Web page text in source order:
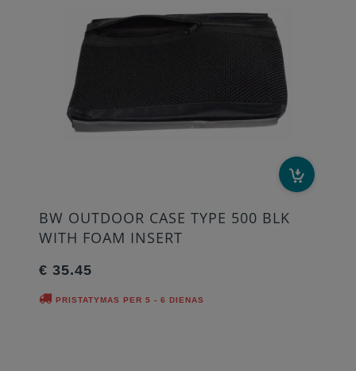
BW OUTDOOR CASE TYPE 500 BLK
WITH FOAM INSERT
€ 35.45
PRISTATYMAS PER 5 - 6 DIENAS